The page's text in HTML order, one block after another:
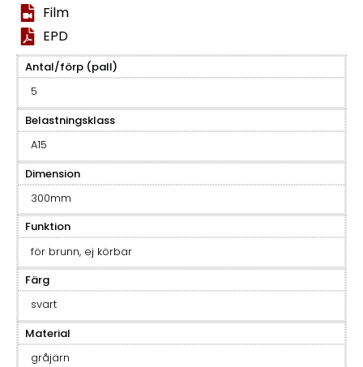
Film
EPD
Antal/förp (pall)
5
Belastningsklass
A15
Dimension
300mm
Funktion
för brunn, ej körbar
Färg
svart
Material
gråjärn